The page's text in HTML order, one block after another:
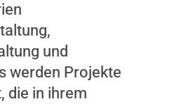
und
werden Projekte
die in ihrem